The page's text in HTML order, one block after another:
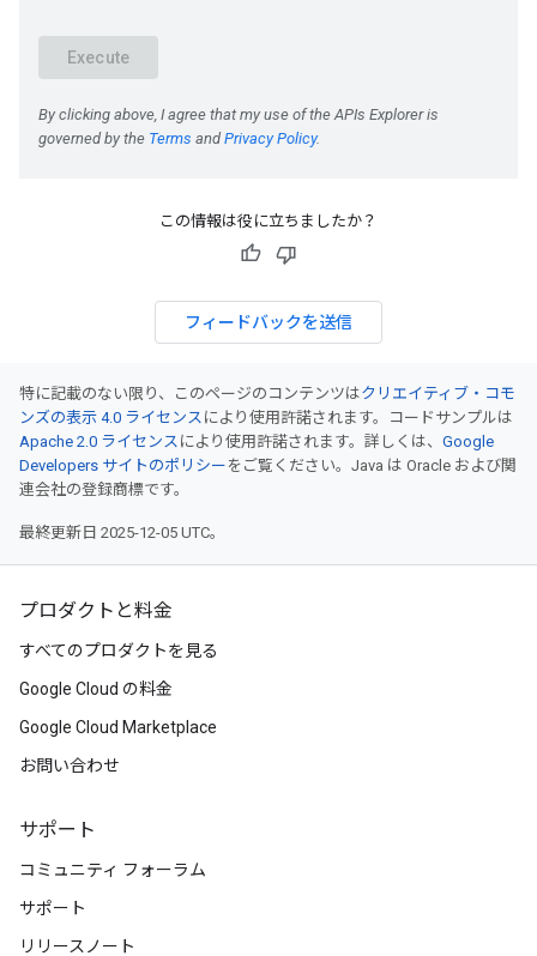
この情報は役に立ちましたか？
フィードバックを送信
特に記載のない限り、このページのコンテンツはクリエイティブ・コモ
ンズの表示 4.0 ライセンス により使用許諾されます。コードサンプルは
Apache 2.0 ライセンス により使用許諾されます。詳しくは、 Google
Developers サイトのポリシー をご覧ください。Java は Oracle および関
連会社の登録商標です。
最終更新日 2025-12-05 UTC。
プロダクトと料金
すべてのプロダクトを見る
Google Cloud の料金
Google Cloud Marketplace
お問い合わせ
サポート
コミュニティ フォーラム
サポート
リリースノート